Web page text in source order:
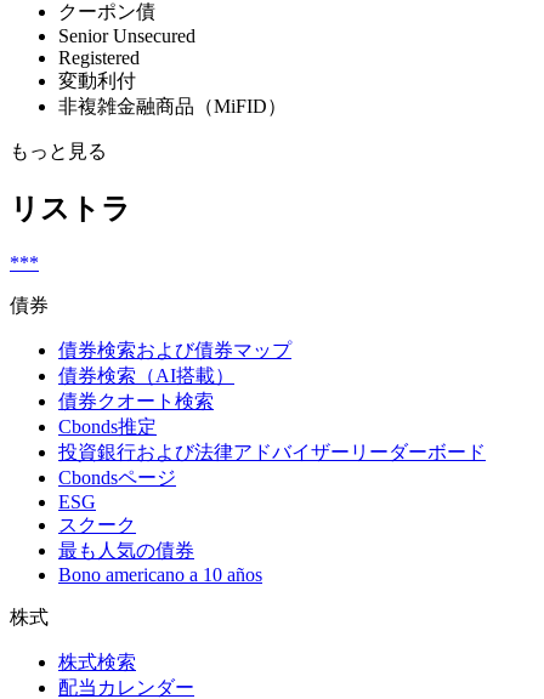
クーポン債
Senior Unsecured
Registered
変動利付
非複雑金融商品（MiFID）
もっと見る
リストラ
***
債券
債券検索および債券マップ
債券検索（AI搭載）
債券クオート検索
Cbonds推定
投資銀行および法律アドバイザーリーダーボード
Cbondsページ
ESG
スクーク
最も人気の債券
Bono americano a 10 años
株式
株式検索
配当カレンダー